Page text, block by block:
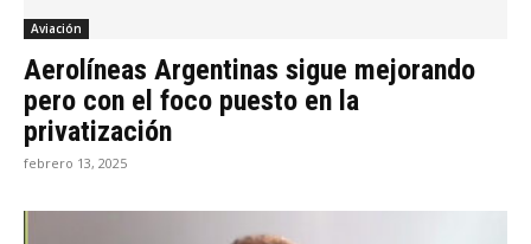
Aviación
Aerolíneas Argentinas sigue mejorando
pero con el foco puesto en la
privatización
febrero 13, 2025